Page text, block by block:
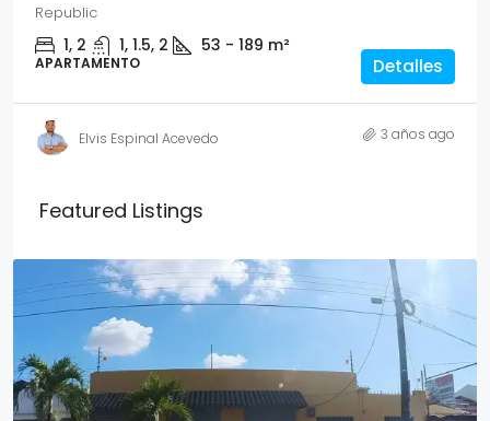
Republic
1, 2 1, 1.5, 2 53 - 189 m²
APARTAMENTO Detalles
Elvis Espinal Acevedo 3 años ago
Featured Listings